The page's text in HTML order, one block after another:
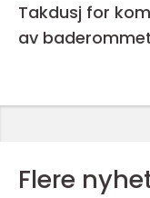
Takdusj for
av
Flere